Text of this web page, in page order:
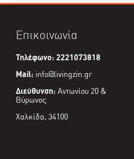
Επικοινωνία
Τηλέφωνο: 2221073818
Mail: info@livingzin.gr
Διεύθυνση: Αντωνίου 20 &
Βύρωνος
Χαλκίδα, 34100